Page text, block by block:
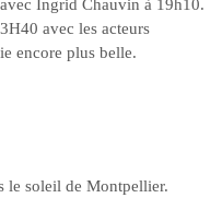
avec Ingrid Chauvin à 19h10.
avec les acteurs
encore plus belle.
le soleil de Montpellier.